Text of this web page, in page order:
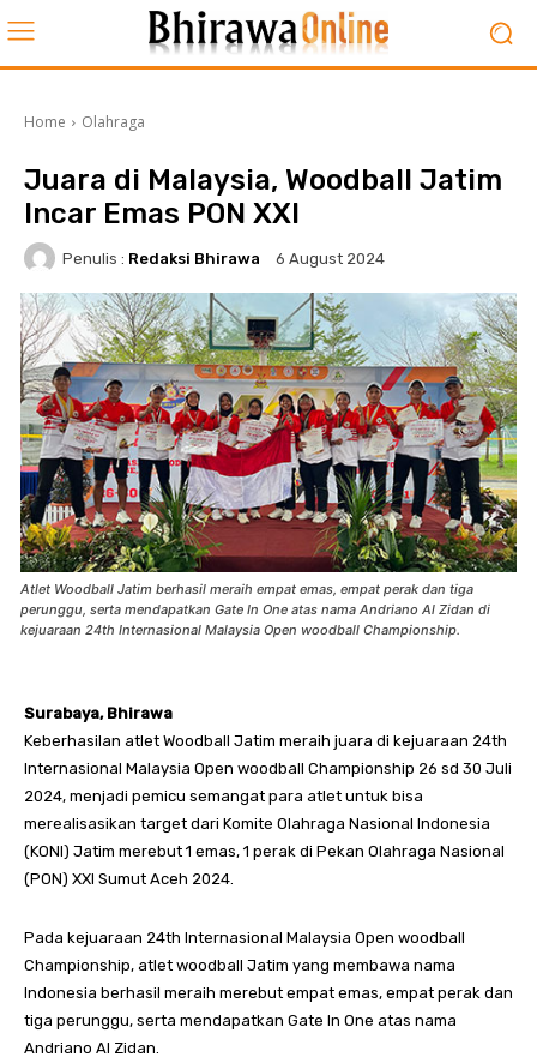
Home Olahraga
Juara di Malaysia, Woodball Jatim
Incar Emas PON XXI
Penulis : Redaksi Bhirawa 6 August 2024
Atlet Woodball Jatim berhasil meraih empat emas, empat perak dan tiga
perunggu, serta mendapatkan Gate In One atas nama Andriano Al Zidan di
kejuaraan 24th Internasional Malaysia Open woodball Championship.
Surabaya, Bhirawa
Keberhasilan atlet Woodball Jatim meraih juara di kejuaraan 24th
Internasional Malaysia Open woodball Championship 26 sd 30 Juli
2024, menjadi pemicu semangat para atlet untuk bisa
merealisasikan target dari Komite Olahraga Nasional Indonesia
(KONI) Jatim merebut 1 emas, 1 perak di Pekan Olahraga Nasional
(PON) XXI Sumut Aceh 2024.
Pada kejuaraan 24th Internasional Malaysia Open woodball
Championship, atlet woodball Jatim yang membawa nama
Indonesia berhasil meraih merebut empat emas, empat perak dan
tiga perunggu, serta mendapatkan Gate In One atas nama
Andriano Al Zidan.